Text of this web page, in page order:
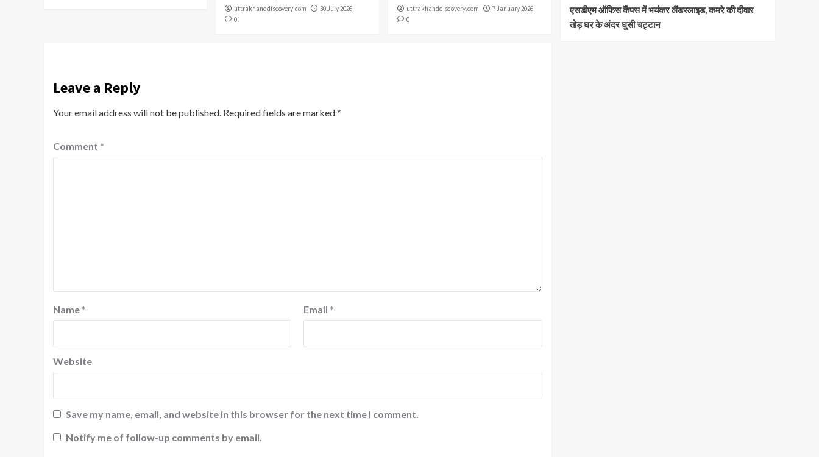
uttrakhanddiscovery.com
30 July 2026
0
uttrakhanddiscovery.com
7 January 2026
0
Leave a Reply
Your email address will not be published. Required fields are marked*
Comment *
Name * Email *
Website
Save my name, email, and website in this browser for the next time I comment.
Notify me of follow-up comments by email.
एसडीएम ऑफिस कैंपस में भयंकर लैंडस्लाइड, कमरे की दीवार
तोड़ घर के अंदर घुसी चट्टान